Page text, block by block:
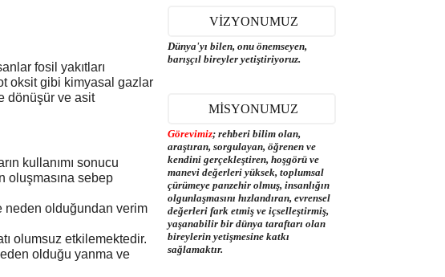
fosil yakıtları
oksit gibi kimyasal gazlar
dönüşür ve asit
kullanımı sonucu
oluşmasına sebep
neden olduğundan verim
olumsuz etkilemektedir.
olduğu yanma ve
VİZYONUMUZ
Dünya'yı bilen, onu önemseyen,
barışçıl bireyler yetiştiriyoruz.
MİSYONUMUZ
Görevimiz; rehberi bilim olan,
araştıran, sorgulayan, öğrenen ve
kendini gerçekleştiren, hoşgörü ve
manevi değerleri yüksek, toplumsal
çürümeye panzehir olmuş, insanlığın
olgunlaşmasını hızlandıran, evrensel
değerleri fark etmiş ve içselleştirmiş,
yaşanabilir bir dünya taraftarı olan
bireylerin yetişmesine katkı
sağlamaktır.